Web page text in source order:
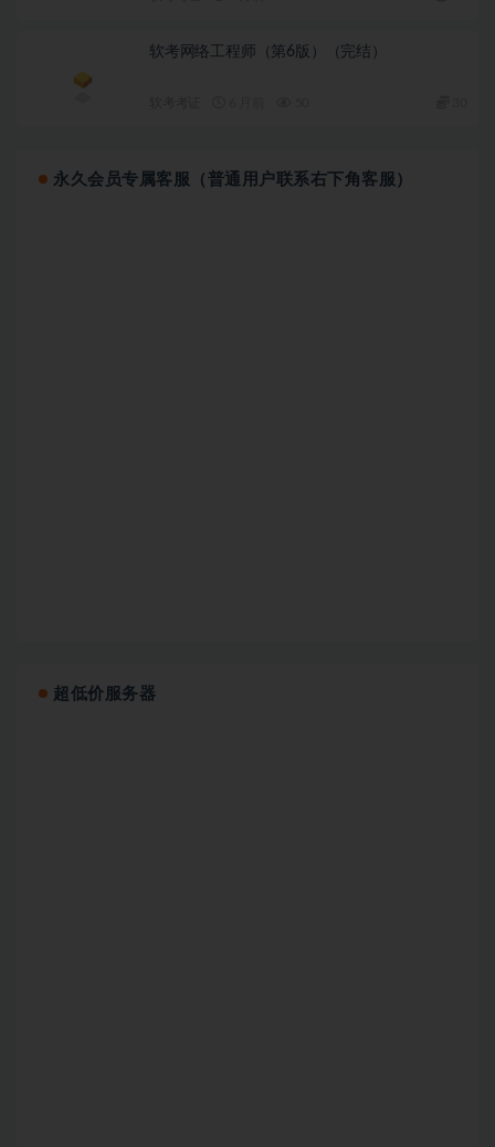
软考网络工程师（第6版）（完结）
永久会员专属客服（普通用户联系右下角客服）
超低价服务器